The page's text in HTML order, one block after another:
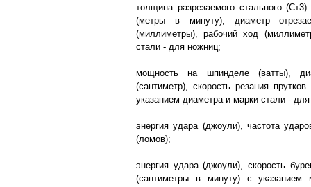
толщина разрезаемого стального
(метры в минуту), диаметр
(миллиметры), рабочий ход
стали - для ножниц;
мощность на шпинделе (ватты),
(сантиметр), скорость резания
указанием диаметра и марки стали -
энергия удара (джоули), частота
(ломов);
энергия удара (джоули), скорость
(сантиметры в минуту) с указанием